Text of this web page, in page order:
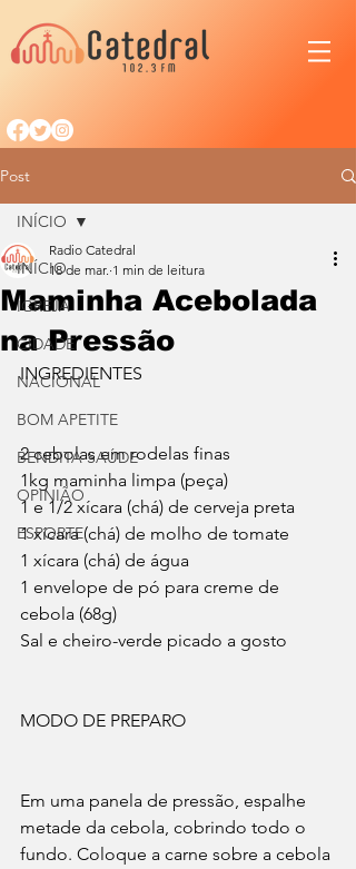
Post
INÍCIO
IGREJA
CIDADE
NACIONAL
BOM APETITE
BENDITA SAÚDE
OPINIÃO
ESPORTE
INÍCIO
Maminha Acebolada
na Pressão
Radio Catedral
18 de mar. 1 min de leitura
INGREDIENTES
2 cebolas em rodelas finas
1kg maminha limpa (peça)
1 e 1/2 xícara (chá) de cerveja preta
1 xícara (chá) de molho de tomate
1 xícara (chá) de água
1 envelope de pó para creme de
cebola (68g)
Sal e cheiro-verde picado a gosto
MODO DE PREPARO
Em uma panela de pressão, espalhe
metade da cebola, cobrindo todo o
fundo. Coloque a carne sobre a cebola